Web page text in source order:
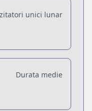
unici lunar
Durata medie